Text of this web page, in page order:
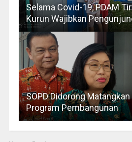
Selama Covid-19, PDAM
Kurun Wajibkan
SOPD Didorong
Program Pembangunan